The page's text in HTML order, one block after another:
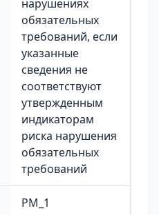
нарушениях
обязательных
требований, если
указанные
сведения не
соответствуют
утвержденным
индикаторам
риска нарушения
обязательных
требований
PM_1